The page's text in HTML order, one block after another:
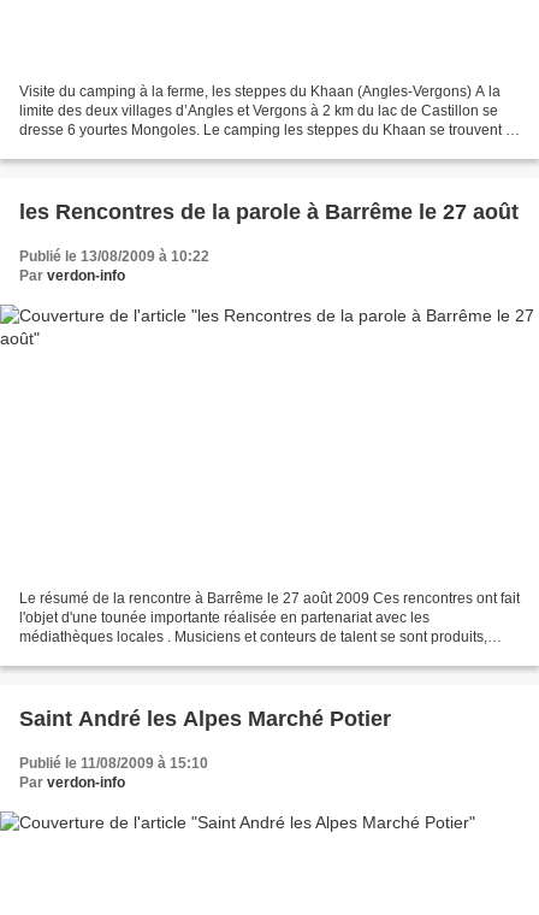
Visite du camping à la ferme, les steppes du Khaan (Angles-Vergons) A la
limite des deux villages d’Angles et Vergons à 2 km du lac de Castillon se
dresse 6 yourtes Mongoles. Le camping les steppes du Khaan se trouvent à
les Rencontres de la parole à Barrême le 27 août
Publié le 13/08/2009 à 10:22
Par verdon-info
Le résumé de la rencontre à Barrême le 27 août 2009 Ces rencontres ont fait
l'objet d'une tounée importante réalisée en partenariat avec les
médiathèques locales . Musiciens et conteurs de talent se sont produits,
Saint André les Alpes Marché Potier
Publié le 11/08/2009 à 15:10
Par verdon-info